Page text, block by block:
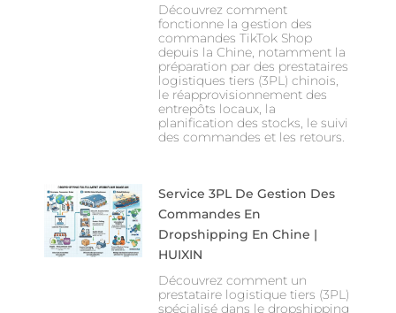
Découvrez comment
fonctionne la gestion des
commandes TikTok Shop
depuis la Chine, notamment la
préparation par des prestataires
logistiques tiers (3PL) chinois,
le réapprovisionnement des
entrepôts locaux, la
planification des stocks, le suivi
des commandes et les retours.
Service 3PL De Gestion Des
Commandes En
Dropshipping En Chine |
HUIXIN
Découvrez comment un
prestataire logistique tiers (3PL)
spécialisé dans le dropshipping